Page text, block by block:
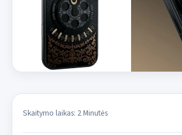
Skaitymo laikas: 2 Minutės